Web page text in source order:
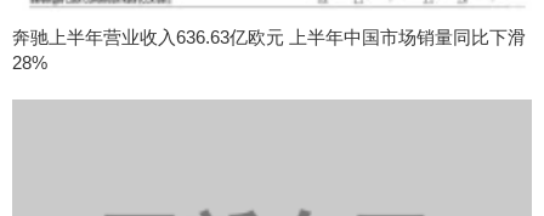
奔驰上半年营业收入636.63亿欧元 上半年中国市场销量同比下滑
28%